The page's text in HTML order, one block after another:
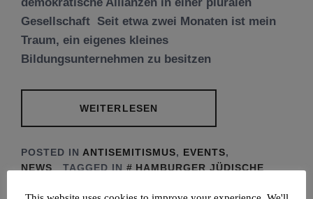
Gesellschaft Seit etwa zwei Monaten ist mein
Traum, ein eigenes kleines
Bildungsunternehmen zu besitzen
WEITERLESEN
POSTED IN ANTISEMITISMUS, EVENTS,
NEWS
TAGGED IN
HAMBURGER JÜDISCHE